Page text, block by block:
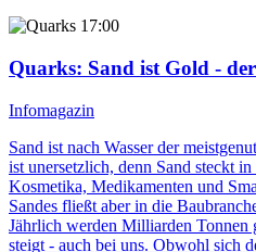
17:00
Quarks: Sand ist Gold -
Infomagazin
Sand ist nach Wasser der
ist unersetzlich, denn Sand steckt
Kosmetika, Medikamenten und
Sandes fließt aber in die
Jährlich werden Milliarden Tonnen
steigt - auch bei uns. Obwohl sich